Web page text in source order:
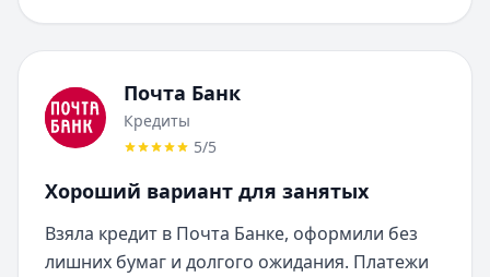
Почта Банк
Кредиты
5/5
Хороший вариант для занятых
Взяла кредит в Почта Банке, оформили без
лишних бумаг и долгого ожидания. Платежи